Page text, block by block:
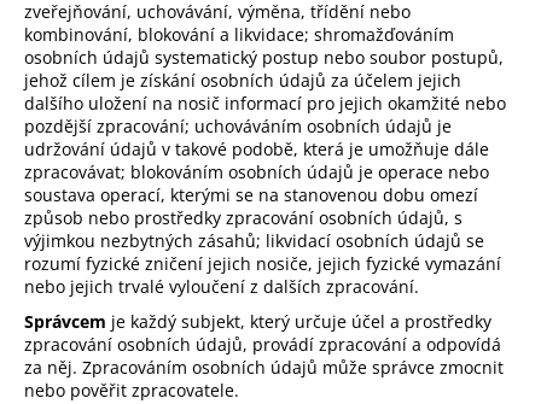
zveřejňování, uchovávání, výměna, třídění nebo
kombinování, blokování a likvidace; shromažďováním
osobních údajů systematický postup nebo soubor postupů,
jehož cílem je získání osobních údajů za účelem jejich
dalšího uložení na nosič informací pro jejich okamžité nebo
pozdější zpracování; uchováváním osobních údajů je
udržování údajů v takové podobě, která je umožňuje dále
zpracovávat; blokováním osobních údajů je operace nebo
soustava operací, kterými se na stanovenou dobu omezí
způsob nebo prostředky zpracování osobních údajů, s
výjimkou nezbytných zásahů; likvidací osobních údajů se
rozumí fyzické zničení jejich nosiče, jejich fyzické vymazání
nebo jejich trvalé vyloučení z dalších zpracování.
Správcem je každý subjekt, který určuje účel a prostředky
zpracování osobních údajů, provádí zpracování a odpovídá
za něj. Zpracováním osobních údajů může správce zmocnit
nebo pověřit zpracovatele.